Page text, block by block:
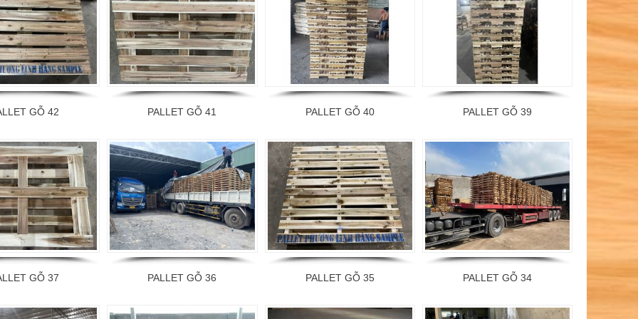
GỖ 42 PALLET GỖ 41 PALLET GỖ 40 PALLET GỖ 39
GỖ 37 PALLET GỖ 36 PALLET GỖ 35 PALLET GỖ 34